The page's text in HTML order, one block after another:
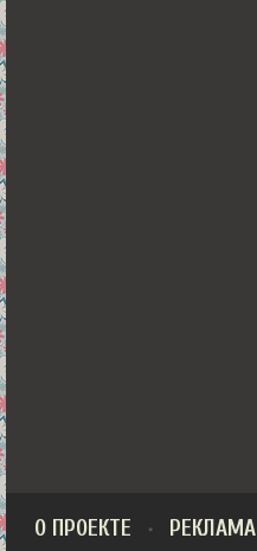
О ПРОЕКТЕ РЕКЛАМА